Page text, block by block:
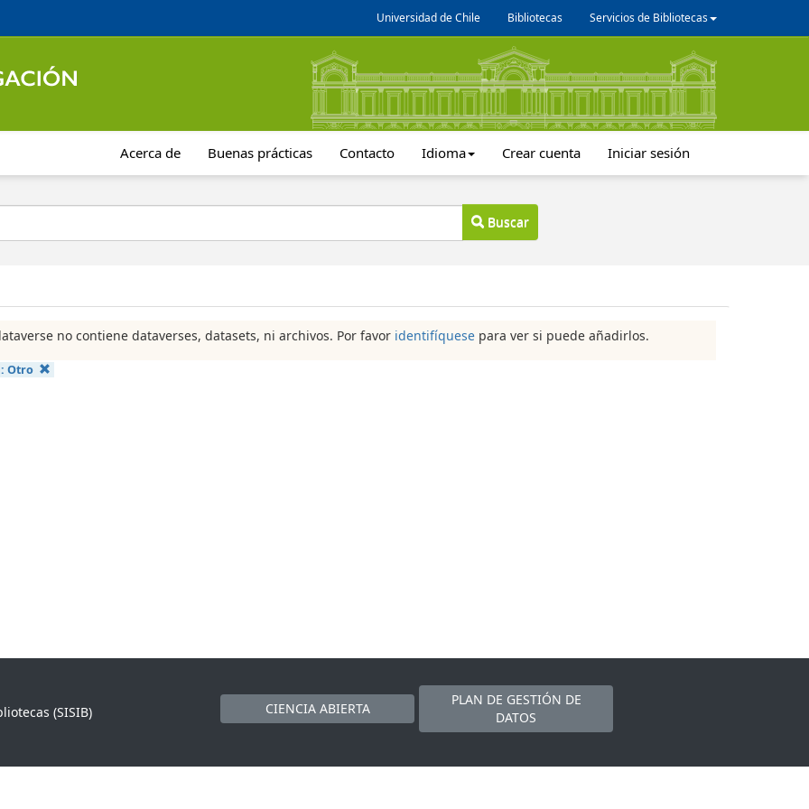
Universidad de Chile Bibliotecas Servicios de Bibliotecas
Acerca de Buenas prácticas Contacto Idioma Crear cuenta Iniciar sesión
Buscar
no contiene dataverses, datasets, ni archivos. Por favor identifíquese para ver si puede añadirlos.
Otro
(SISIB)
CIENCIA ABIERTA
PLAN DE GESTIÓN DE
DATOS